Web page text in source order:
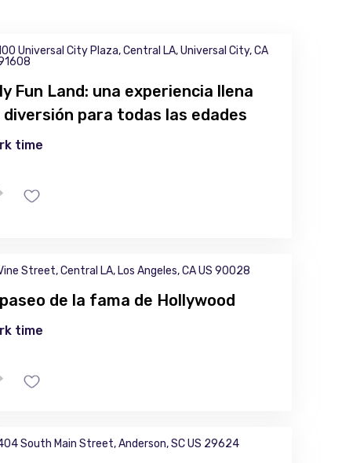
Universal City Plaza, Central LA, Universal City, CA
Fun Land: una experiencia llena
diversión para todas las edades
time
Street, Central LA, Los Angeles, CA US 90028
de la fama de Hollywood
time
South Main Street, Anderson, SC US 29624